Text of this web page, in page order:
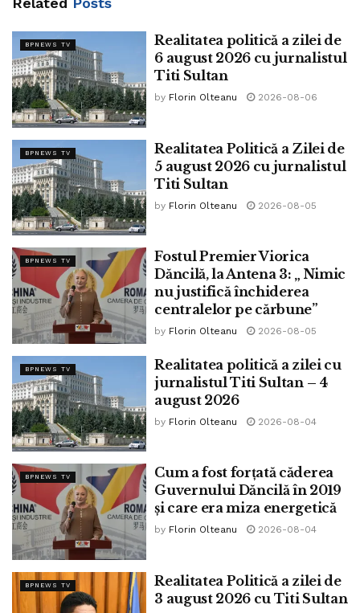
Externe: Luca Niculescu
Economiei, Digitalizării, Antreprenoriatului și Turismului:
Florin Duma
Energie: Andrei Covatariu
Muncă, Familie, Tineret și Solidaritate Socială: Diana
Morar
Agricultură: Nicolae Istudor
Mediu: Teodor Dulceață
Fonduri europene: Carmen Moraru
Dezvoltare: Vladimir Ionaș
Cultură: Mihai Ghyka.
PNL și USR au afirmat public faptul că nu vor vota
Guvernul Tomac.
UDMR și PSD au declarat că vor clarifica poziția în zilele
următoare.
AUR a declarat că sub nicio formă nu va vota Guvernul
Tomac.
Acesta și alte subiecte vor fi dezbătute de către Titi Sultan
care a scris pe Facebook:
„În această seară, începând cu ora 19.00, vă dau întâlnire
la emisiunea REALITATEA POLITICĂ de la postul național
de televiziune PROFI 24 TV alături de: CATALIN
SĂCĂLUȘ- Președintele Organizației Vrancea a Partidului
România Mare, RADU NICOLAE- Președintele Asociației
APS Cuore din Italia, SORIN SIMA- Membru Partidul SOS
România și DORIN COMAN- Președintele PRM Diaspora.
BPNEWS TV
Realitatea politică a zilei de
6 august 2026 cu jurnalistul
Titi Sultan
by Florin Olteanu 2026-08-06
BPNEWS TV
Realitatea Politică a Zilei de
5 august 2026 cu jurnalistul
Titi Sultan
by Florin Olteanu 2026-08-05
BPNEWS TV
Fostul Premier Viorica
Dăncilă, la Antena 3: „ Nimic
nu justifică închiderea
centralelor pe cărbune”
by Florin Olteanu 2026-08-05
BPNEWS TV
Realitatea politică a zilei cu
jurnalistul Titi Sultan – 4
august 2026
by Florin Olteanu 2026-08-04
BPNEWS TV
Cum a fost forțată căderea
Guvernului Dăncilă în 2019
și care era miza energetică
by Florin Olteanu 2026-08-04
BPNEWS TV
Realitatea Politică a zilei de
3 august 2026 cu Titi Sultan